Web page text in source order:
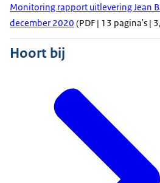
Monitoring rapport uitlevering Jean
december 2020 (PDF | 13 pagina's |
Hoort bij